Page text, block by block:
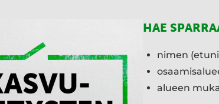
HAE
nimen
alueen